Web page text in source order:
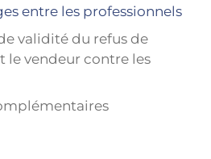
entre les professionnels
validité du refus de
le vendeur contre les